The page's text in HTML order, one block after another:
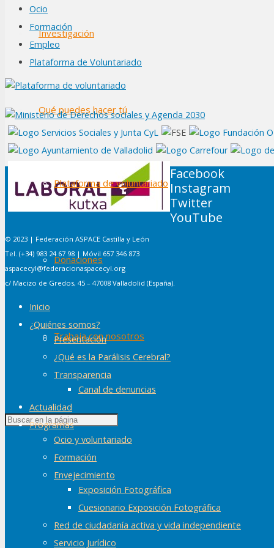
Investigación
Qué puedes hacer tú
Plataforma de voluntariado
Donaciones
Trabaja con nosotros
Ocio
Formación
Empleo
Plataforma de Voluntariado
Facebook
Instagram
Twitter
YouTube
© 2023 | Federación ASPACE Castilla y León
Tel. (+34) 983 24 67 98 | Móvil 657 346 873
aspacecyl@federacionaspacecyl.org
c/ Macizo de Gredos, 45 – 47008 Valladolid (España).
Inicio
¿Quiénes somos?
Presentación
¿Qué es la Parálisis Cerebral?
Transparencia
Canal de denuncias
Actualidad
Programas
Ocio y voluntariado
Formación
Envejecimiento
Exposición Fotográfica
Cuesionario Exposición Fotográfica
Red de ciudadanía activa y vida independiente
Servicio Jurídico